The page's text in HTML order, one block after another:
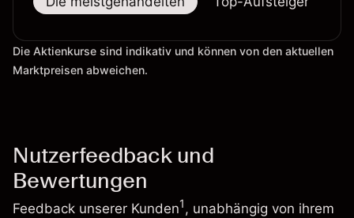
Die Aktienkurse sind indikativ und können von den aktuellen
Marktpreisen abweichen.
Nutzerfeedback und
Bewertungen
Feedback unserer Kunden1, unabhängig von ihrem